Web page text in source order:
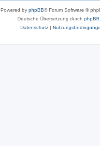
Powered by phpBB® Forum Software ©
Deutsche Übersetzung durch
Datenschutz|